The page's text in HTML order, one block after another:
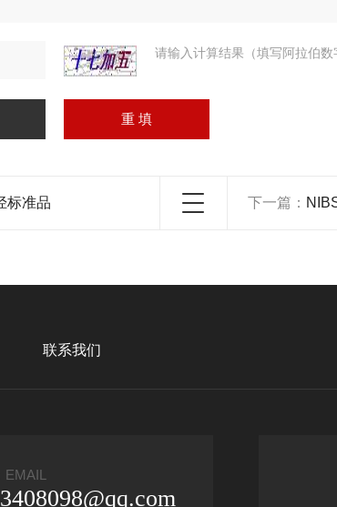
请输入计算结果（填写阿拉伯
标准品 下一篇：
联系我们
EMAIL